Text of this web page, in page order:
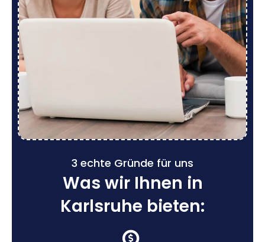
3 echte Gründe für uns
Was wir Ihnen in
Karlsruhe bieten: